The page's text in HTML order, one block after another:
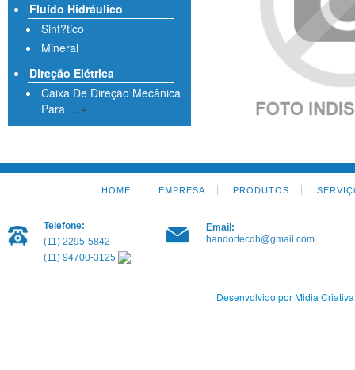
Fluído Hidráulico
Sint?tico
Mineral
Direção Elétrica
Caixa De Direção Mecânica
Para ...+
HOME EMPRESA PRODUTOS
Telefone:
(11) 2295-5842
(11) 94700-3125
Email:
handortecdh@gmail.com
Desenvolvido por Midia